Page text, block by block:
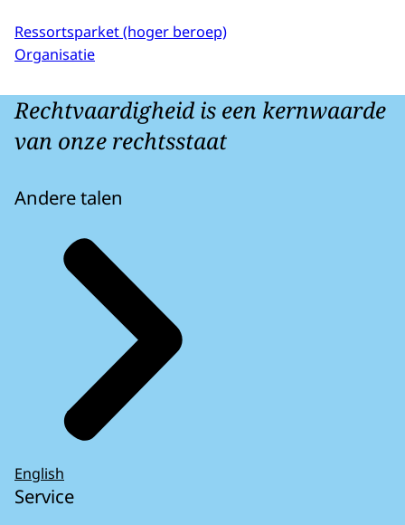
Ressortsparket (hoger beroep)
Organisatie
Rechtvaardigheid is een kernwaarde
van onze rechtsstaat
Andere talen
English
Service